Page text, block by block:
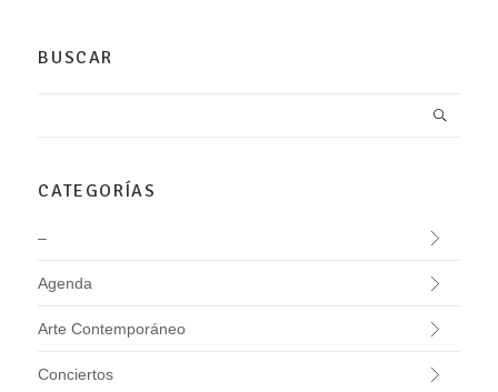
BUSCAR
CATEGORÍAS
–
Agenda
Arte Contemporáneo
Conciertos